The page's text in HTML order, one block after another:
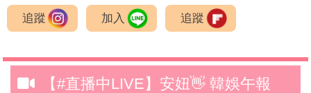
追蹤 加入 追蹤
【#直播中LIVE】安妞👋 韓娛午報